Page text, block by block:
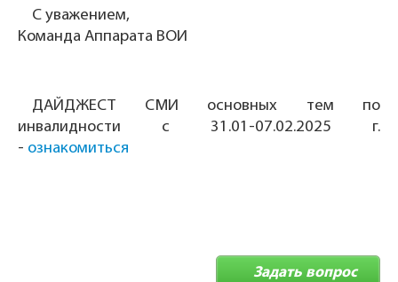
С уважением,
Команда Аппарата ВОИ
ДАЙДЖЕСТ СМИ основных тем по
инвалидности с 31.01-07.02.2025 г.
- ознакомиться
Задать вопрос